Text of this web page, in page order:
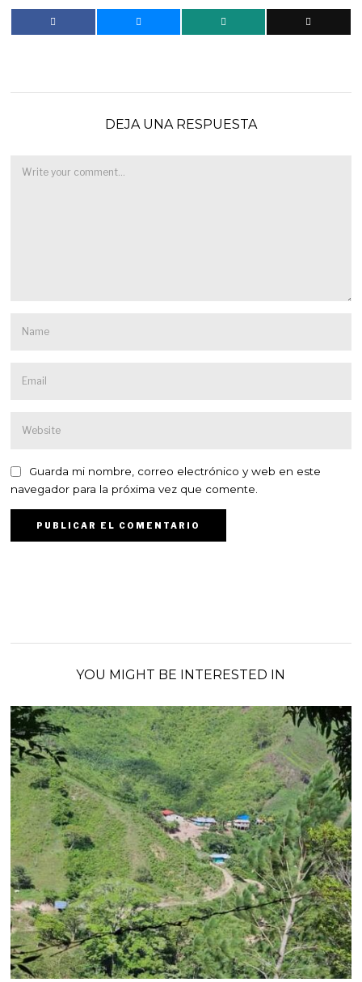
DEJA UNA RESPUESTA
Guarda mi nombre, correo electrónico y web en este
navegador para la próxima vez que comente.
YOU MIGHT BE INTERESTED IN